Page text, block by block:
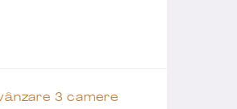
3 camere